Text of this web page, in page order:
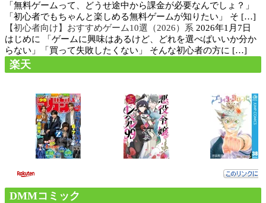
「無料ゲームって、どうせ途中から課金が必要なんでしょ？」
「初心者でもちゃんと楽しめる無料ゲームが知りたい」 そ […]
【初心者向け】おすすめゲーム10選（2026）系 2026年1月7日
はじめに 「ゲームに興味はあるけど、どれを選べばいいか分か
らない」「買って失敗したくない」 そんな初心者の方に […]
楽天
DMMコミック